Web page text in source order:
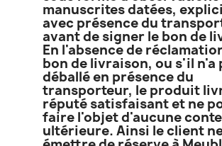
manuscrites datées,
avec présence du
avant de signer le bon de
En l'absence de
bon de livraison, ou s'il n'a
déballé en présence du
transporteur, le produit
réputé satisfaisant et ne
faire l'objet d'aucune
ultérieure. Ainsi le client